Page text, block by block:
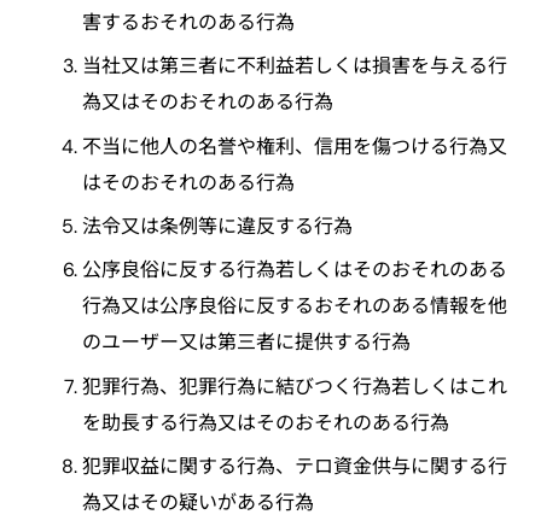
害するおそれのある行為
当社又は第三者に不利益若しくは損害を与える行
為又はそのおそれのある行為
不当に他人の名誉や権利、信用を傷つける行為又
はそのおそれのある行為
法令又は条例等に違反する行為
公序良俗に反する行為若しくはそのおそれのある
行為又は公序良俗に反するおそれのある情報を他
のユーザー又は第三者に提供する行為
犯罪行為、犯罪行為に結びつく行為若しくはこれ
を助長する行為又はそのおそれのある行為
犯罪収益に関する行為、テロ資金供与に関する行
為又はその疑いがある行為